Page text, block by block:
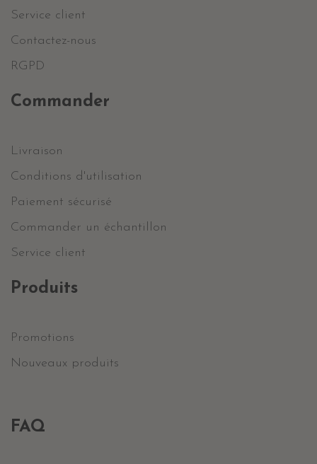
Service client
Contactez-nous
RGPD
Commander
Livraison
Conditions d'utilisation
Paiement sécurisé
Commander un échantillon
Service client
Produits
Promotions
Nouveaux produits
FAQ